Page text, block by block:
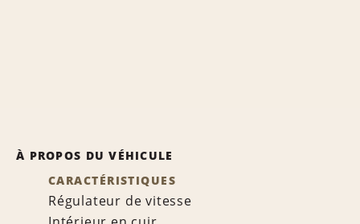
À PROPOS DU VÉHICULE
CARACTÉRISTIQUES
Régulateur de vitesse